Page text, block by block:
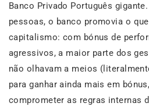
Banco Privado Português
pessoas, o banco promovia o
capitalismo: com bónus de
agressivos, a maior parte dos
não olhavam a meios
para ganhar ainda mais em
comprometer as regras internas